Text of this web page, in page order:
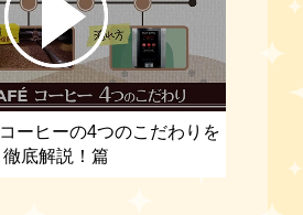
コーヒーの4つのこだわりを
徹底解説！篇